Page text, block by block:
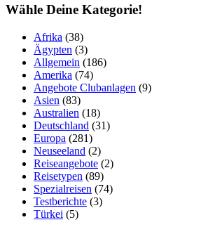
Wähle Deine Kategorie!
Afrika (38)
Ägypten (3)
Allgemein (186)
Amerika (74)
Angebote Clubanlagen (9)
Asien (83)
Australien (18)
Deutschland (31)
Europa (281)
Neuseeland (2)
Reiseangebote (2)
Reisetypen (89)
Spezialreisen (74)
Testberichte (3)
Türkei (5)